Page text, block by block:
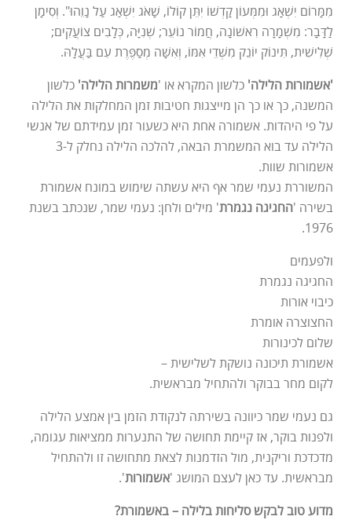
מִמָּרוֹם יִשְׁאָג וּמִמְּעוֹן קָדְשׁוֹ יִתֵּן קוֹלוֹ, שָׁאֹג יִשְׁאַג עַל נָוֵהוּ". וְסִימָן
לַדָּבָר: מִשְׁמָרָה רִאשׁוֹנָה, חֲמוֹר נוֹעֵר; שְׁנִיָּה, כְּלָבִים צוֹעֲקִים;
שְׁלִישִׁית, תִּינוֹק יוֹנֵק מִשְּׁדֵי אִמּוֹ, וְאִשָּׁה מְסַפֶּרֶת עִם בַּעֲלָהּ.
'אשמורות הלילה' כלשון המקרא או 'משמרות הלילה' כלשון
המשנה, כך או כך הן מייצגות חטיבות זמן המחלקות את הלילה
על פי היהדות. אשמורה אחת היא כשעור זמן עמידתם של אנשי
הלילה עד בוא המשמרת הבאה, להלכה הלילה נחלק ל-3
אשמורות שוות.
המשוררת נעמי שמר אף היא עשתה שימוש במונח אשמורת
בשירה 'החגיגה נגמרת' מילים ולחן: נעמי שמר, שנכתב בשנת
1976.
ולפעמים
החגיגה נגמרת
כיבוי אורות
החצוצרה אומרת
שלום לכינורות
אשמורת תיכונה נושקת לשלישית –
לקום מחר בבוקר ולהתחיל מבראשית.
גם נעמי שמר כיוונה בשירתה לנקודת הזמן בין אמצע הלילה
ולפנות בוקר, אז קיימת תחושה של התנערות ממציאות עגומה,
מדכדכת וריקנית, מול הזדמנות לצאת מתחושה זו ולהתחיל
מבראשית. עד כאן לעצם המושג 'אשמורות'.
מדוע טוב לבקש סליחות בלילה – באשמורת?